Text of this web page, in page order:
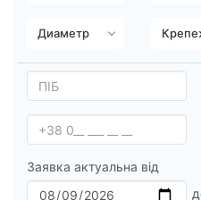
Заявка актуальна від
Ступиця (dia)
від
Усі бренди
Тип диска